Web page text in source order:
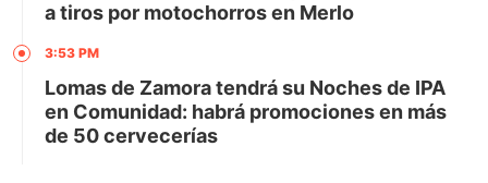
a tiros por motochorros en Merlo
3:53 PM
Lomas de Zamora tendrá su Noches de IPA
en Comunidad: habrá promociones en más
de 50 cervecerías